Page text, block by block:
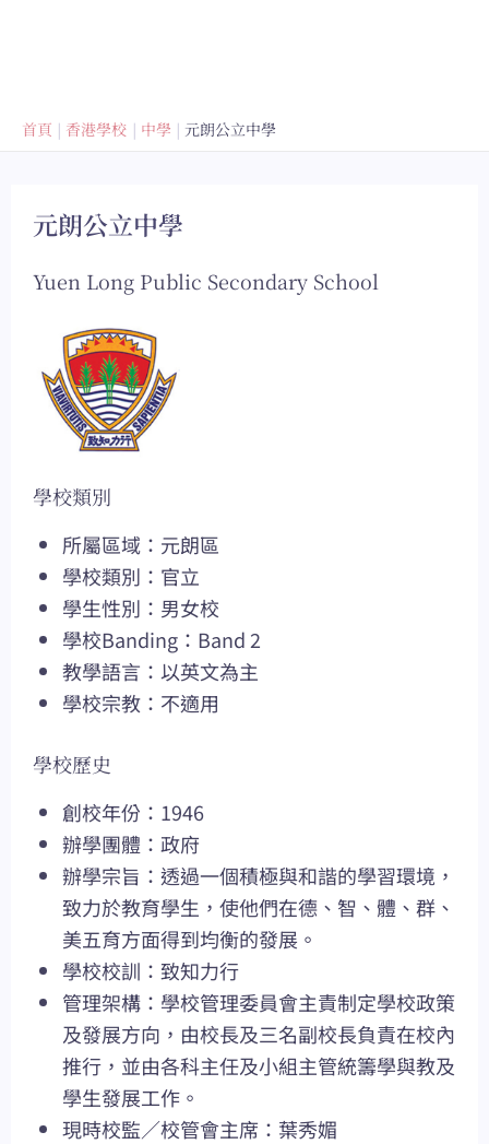
首頁 香港學校 中學 元朗公立中學
元朗公立中學
Yuen Long Public Secondary School
學校類別
所屬區域：元朗區
學校類別：官立
學生性別：男女校
學校Banding：Band 2
教學語言：以英文為主
學校宗教：不適用
學校歷史
創校年份：1946
辦學團體：政府
辦學宗旨：透過一個積極與和諧的學習環境，
致力於教育學生，使他們在德、智、體、群、
美五育方面得到均衡的發展。
學校校訓：致知力行
管理架構：學校管理委員會主責制定學校政策
及發展方向，由校長及三名副校長負責在校內
推行，並由各科主任及小組主管統籌學與教及
學生發展工作。
現時校監／校管會主席：葉秀媚